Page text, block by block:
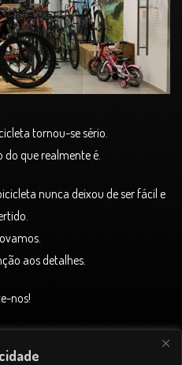
tornou-se sério.
que realmente é.
nunca deixou de ser fácil e
aos detalhes.
nos!